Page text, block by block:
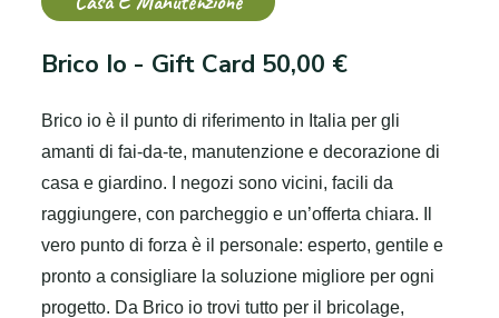
Brico Io - Gift Card 50,00 €
Brico io è il punto di riferimento in Italia per gli
amanti di fai-da-te, manutenzione e decorazione di
casa e giardino. I negozi sono vicini, facili da
raggiungere, con parcheggio e un’offerta chiara. Il
vero punto di forza è il personale: esperto, gentile e
pronto a consigliare la soluzione migliore per ogni
progetto. Da Brico io trovi tutto per il bricolage,